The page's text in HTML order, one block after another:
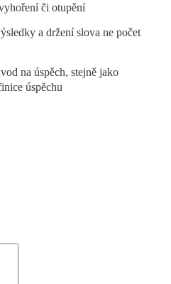
či otupění
a držení slova ne počet
na úspěch, stejně jako
úspěchu